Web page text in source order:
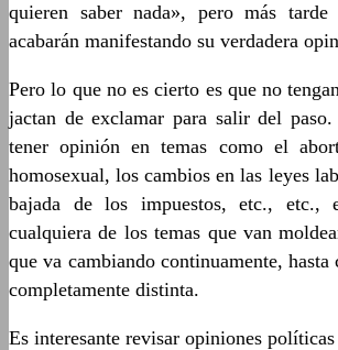
quieren saber nada», pero más
acabarán manifestando su verdadera
Pero lo que no es cierto es que no
jactan de exclamar para salir del
tener opinión en temas como el
homosexual, los cambios en las leyes
bajada de los impuestos, etc., etc.,
cualquiera de los temas que van
que va cambiando continuamente,
completamente distinta.
Es interesante revisar opiniones